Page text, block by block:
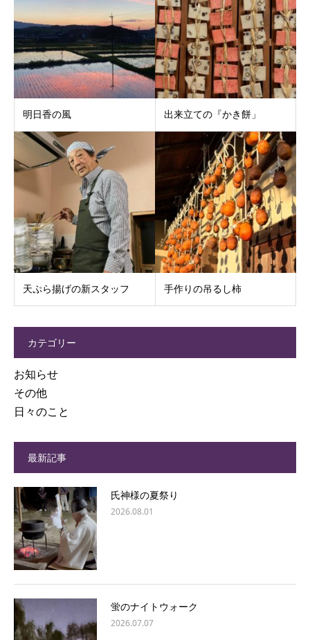
明日香の風 出来立ての『かき餅」
天ぷら揚げの新スタッフ 手作りの吊るし柿
カテゴリー
お知らせ
その他
日々のこと
最新記事
氏神様の夏祭り
2026.08.01
蛍のナイトウォーク
2026.07.07